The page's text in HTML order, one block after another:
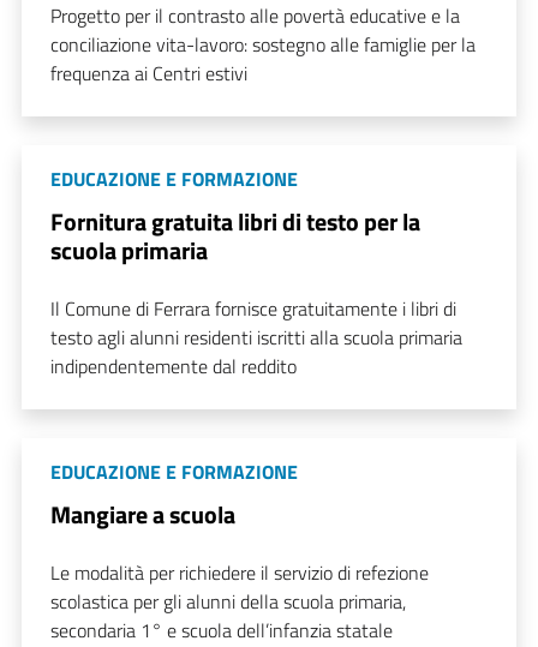
Progetto per il contrasto alle povertà educative e la
conciliazione vita-lavoro: sostegno alle famiglie per la
frequenza ai Centri estivi
EDUCAZIONE E FORMAZIONE
Fornitura gratuita libri di testo per la
scuola primaria
Il Comune di Ferrara fornisce gratuitamente i libri di
testo agli alunni residenti iscritti alla scuola primaria
indipendentemente dal reddito
EDUCAZIONE E FORMAZIONE
Mangiare a scuola
Le modalità per richiedere il servizio di refezione
scolastica per gli alunni della scuola primaria,
secondaria 1° e scuola dell’infanzia statale